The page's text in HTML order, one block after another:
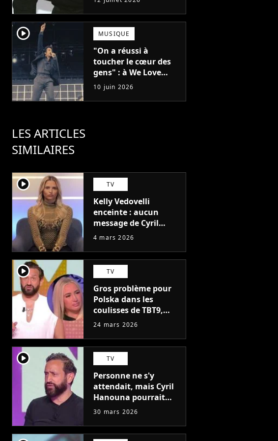
"On ne peut pas
tricher"
player2 MUSIQUE
"On a réussi à
toucher le cœur des
gens" : à We Love
Green, Feu!
Chatterton s'impose
comme le groupe rock
10 juin 2026
LES ARTICLES
SIMILAIRES
player2 TV
Kelly Vedovelli
enceinte : aucun
message de Cyril
Hanouna ? Elle fait le
chroniqueurs de TBT9
qui lui ont écrit
4 mars 2026
player2 TV
Gros problème pour
Polska dans les
coulisses de TBT9,
Cyril Hanouna peu
jamais vu un état
pareil"
24 mars 2026
player2 TV
Personne ne s'y
attendait, mais Cyril
Hanouna pourrait
bientôt débarquer sur
TBT9)
30 mars 2026